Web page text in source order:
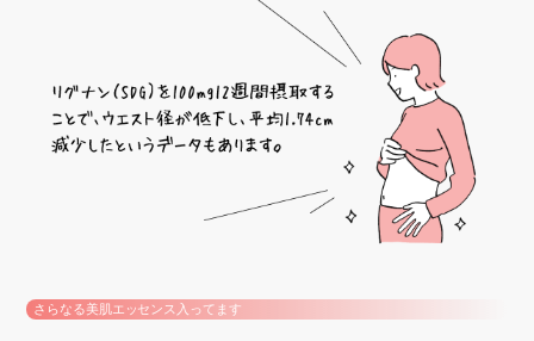
さらなる美肌エッセンス入ってます